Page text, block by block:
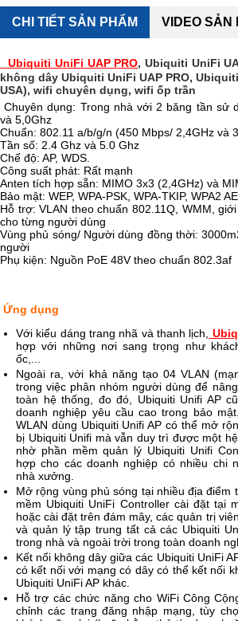
CHI TIẾT SẢN PHẨM VIDEO SẢN
Ubiquiti UniFi UAP PRO, Ubiquiti UniFi
không dây Ubiquiti UniFi UAP PRO,
USA), wifi chuyên dụng, wifi ốp trần
Chuyên dụng: Trong nhà với 2 băng tần sử
và 5,0Ghz
Chuẩn: 802.11 a/b/g/n (450 Mbps/ 2,4GHz
Tần số: 2.4 Ghz và 5.0 Ghz
Chế độ: AP, WDS.
Công suất phát: Rất mạnh
Anten tích hợp sẵn: MIMO 3x3 (2,4GHz) và
Bảo mật: WEP, WPA-PSK, WPA-TKIP, WPA2
Hỗ trợ: VLAN theo chuẩn 802.11Q, WMM,
cho từng người dùng
Vùng phủ sóng/ Người dùng đồng thời:
người
Phụ kiện: Nguồn PoE 48V theo chuẩn 802.3af
Ứng dụng
Với kiểu dáng trang nhã và thanh lịch,
hợp với những nơi sang trọng như
ốc,...
Ngoài ra, với khả năng tạo 04 VLAN
trong việc phân nhóm người dùng để
toàn hệ thống, đo đó, Ubiquiti Unifi AP
doanh nghiệp yêu cầu cao trong bảo
WLAN dùng Ubiquiti Unifi AP có thể mở
bị Ubiquiti Unifi mà vẫn duy trì được một
nhờ phần mềm quản lý Ubiquiti Unifi
hợp cho các doanh nghiệp có nhiều chi
nhà xưởng.
Mở rộng vùng phủ sóng tại nhiều địa điểm
mềm Ubiquiti UniFi Controller cài đặt tại
hoặc cài đặt trên đám mây, các quản trị
và quản lý tập trung tất cả các Ubiquiti
trong nhà và ngoài trời trong toàn doanh
Kết nối không dây giữa các Ubiquiti UniFi
có kết nối với mạng có dây có thể kết nối
Ubiquiti UniFi AP khác.
Hỗ trợ các chức năng cho WiFi Công
chỉnh các trang đăng nhập mạng, tùy